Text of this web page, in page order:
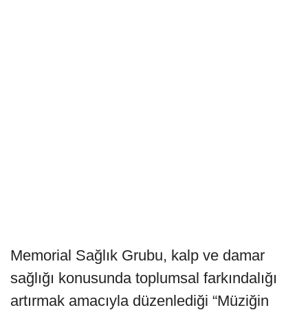
Memorial Sağlık Grubu, kalp ve damar
sağlığı konusunda toplumsal farkındalığı
artırmak amacıyla düzenlediği “Müziğin